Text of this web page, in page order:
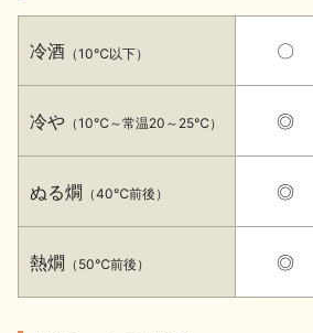
冷酒 （10℃以下）
冷や （10℃～常温20～25℃）
ぬる燗 （40℃前後）
熱燗 （50℃前後）
〇
◎
◎
◎